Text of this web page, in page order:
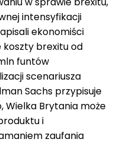
intensyfikacji
ekonomiści
koszty brexitu od
funtów
scenariusza
Sachs przypisuje
Wielka Brytania może
i
zaufania